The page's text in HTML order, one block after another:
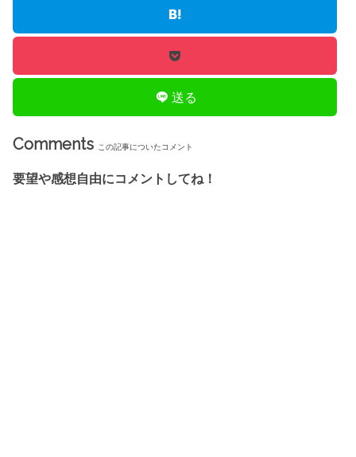
送る
Comments この記事についたコメント
要望や感想自由にコメントしてね！